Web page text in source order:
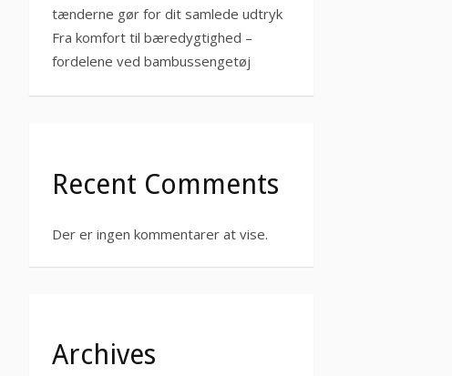
tænderne gør for dit samlede udtryk
Fra komfort til bæredygtighed –
fordelene ved bambussengetøj
Recent Comments
Der er ingen kommentarer at vise.
Archives